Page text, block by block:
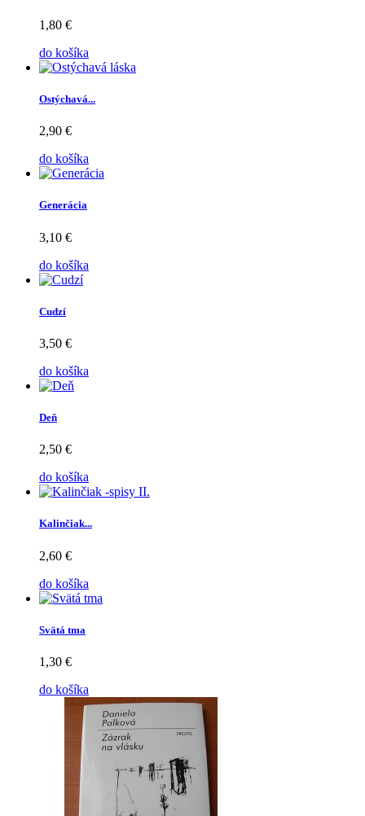
1,80 €
do košíka
Ostýchavá...
2,90 €
do košíka
Generácia
3,10 €
do košíka
Cudzí
3,50 €
do košíka
Deň
2,50 €
do košíka
Kalinčiak...
2,60 €
do košíka
Svätá tma
1,30 €
do košíka